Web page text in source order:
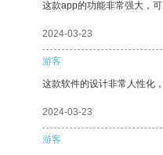
这款app的功能非常强大，
2024-03-23
游客
这款软件的设计非常人性化
2024-03-23
游客